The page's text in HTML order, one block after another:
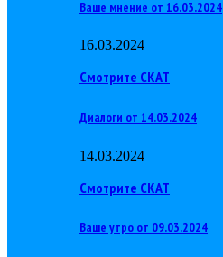
Ваше мнение от 16.03.2024
16.03.2024
Смотрите СКАТ
Диалоги от 14.03.2024
14.03.2024
Смотрите СКАТ
Ваше утро от 09.03.2024